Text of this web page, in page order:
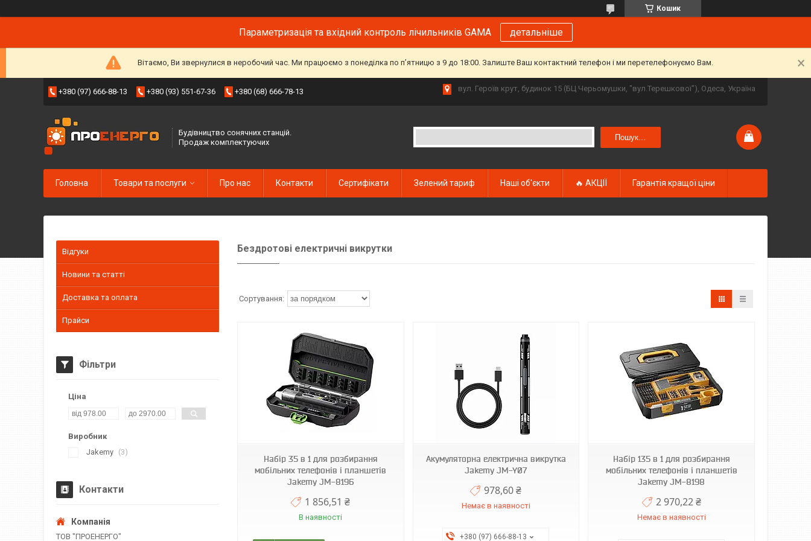
Кошик
Параметризація та вхідний контроль лічильників GAMA детальніше
Вітаємо, Ви звернулися в неробочий час. Ми працюємо з понеділка по пʼятницю з 9 до 18:00. Залиште Ваш контактний телефон і ми перетелефонуємо Вам.
+380 (97) 666-88-13 +380 (93) 551-67-36 +380 (68) 666-78-13 вул. Героїв крут, будинок 15 (БЦ Черьомушки, "вул.Терешкової"), Одеса, Україна
Будівництво сонячних станцій.
Продаж комплектуючих
Пошук...
Головна Товари та послуги Про нас Контакти Сертифікати Зелений тариф Наші об'єкти 🔥 АКЦІЇ Гарантія кращої ціни
Бездротові електричні викрутки
Набір 35 в 1 для розбирання
мобільних телефонів і планшетів
Jakemy JM-8196
1 856,51 ₴
В наявності
JM-Y07
Акумуляторна електрична викрутка
Jakemy JM-Y07
978,60 ₴
Немає в наявності
+380 (97) 666-88-13
JM-8198
Набір 135 в 1 для розбирання
мобільних телефонів і планшетів
Jakemy JM-8198
2 970,22 ₴
Немає в наявності
Відгуки
Новини та статті
Доставка та оплата
Прайси
Фільтри
Ціна
Виробник
Jakemy
3
Контакти
ТОВ "ПРОЕНЕРГО"